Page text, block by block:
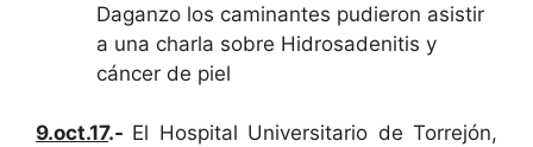
Daganzo los caminantes pudieron asistir
a una charla sobre Hidrosadenitis y
cáncer de piel
9.oct.17.- El Hospital Universitario de Torrejón,